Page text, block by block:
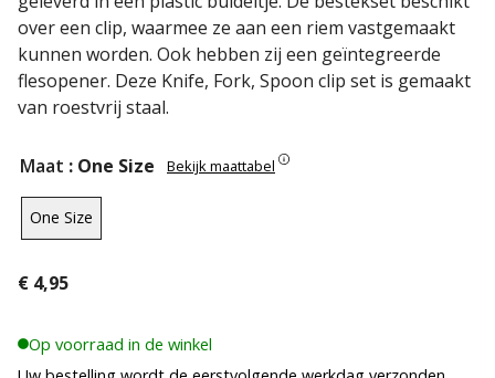
over een clip, waarmee ze aan een riem vastgemaakt
kunnen worden. Ook hebben zij een geïntegreerde
flesopener. Deze Knife, Fork, Spoon clip set is gemaakt
van roestvrij staal.
Maat : One Size Bekijk maattabel
One Size
€ 4,95
Op voorraad in de winkel